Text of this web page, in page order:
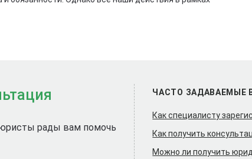
рады вам помочь
ЧАСТО ЗАДАВАЕМЫЕ
Как специалисту
Как получить
Можно ли получить